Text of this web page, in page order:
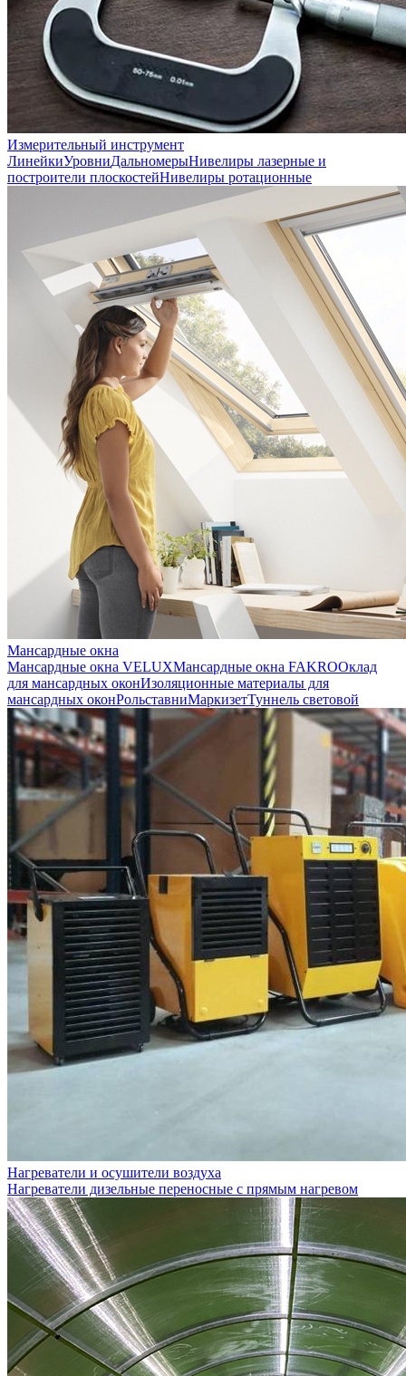
Измерительный инструмент
ЛинейкиУровниДальномерыНивелиры лазерные и
построители плоскостейНивелиры ротационные
Мансардные окна
Мансардные окна VELUXМансардные окна FAKROОклад
для мансардных оконИзоляционные материалы для
мансардных оконРольставниМаркизетТуннель световой
Нагреватели и осушители воздуха
Нагреватели дизельные переносные с прямым нагревом